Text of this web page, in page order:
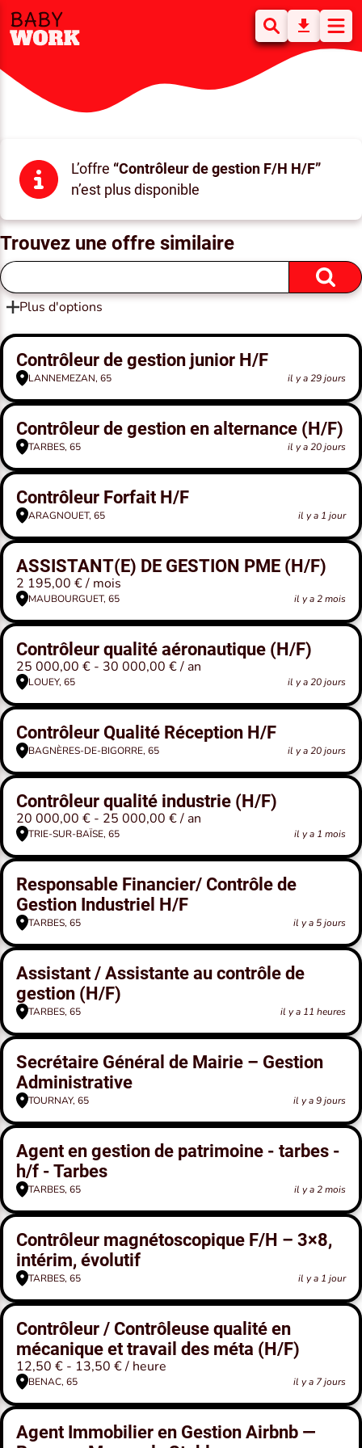
L’offre “Contrôleur de gestion F/H H/F”
n’est plus disponible
Trouvez une offre similaire
Plus d'options
Contrôleur de gestion junior H/F
LANNEMEZAN, 65 il y a 29 jours
Contrôleur de gestion en alternance (H/F)
TARBES, 65 il y a 20 jours
Contrôleur Forfait H/F
ARAGNOUET, 65 il y a 1 jour
ASSISTANT(E) DE GESTION PME (H/F)
2 195,00 € / mois
MAUBOURGUET, 65 il y a 2 mois
Contrôleur qualité aéronautique (H/F)
25 000,00 € - 30 000,00 € / an
LOUEY, 65 il y a 20 jours
Contrôleur Qualité Réception H/F
BAGNÈRES-DE-BIGORRE, 65 il y a 20 jours
Contrôleur qualité industrie (H/F)
20 000,00 € - 25 000,00 € / an
TRIE-SUR-BAÏSE, 65 il y a 1 mois
Responsable Financier/ Contrôle de
Gestion Industriel H/F
TARBES, 65 il y a 5 jours
Assistant / Assistante au contrôle de
gestion (H/F)
TARBES, 65 il y a 11 heures
Secrétaire Général de Mairie – Gestion
Administrative
TOURNAY, 65 il y a 9 jours
Agent en gestion de patrimoine - tarbes -
h/f - Tarbes
TARBES, 65 il y a 2 mois
Contrôleur magnétoscopique F/H – 3×8,
intérim, évolutif
TARBES, 65 il y a 1 jour
Contrôleur / Contrôleuse qualité en
mécanique et travail des méta (H/F)
12,50 € - 13,50 € / heure
BENAC, 65 il y a 7 jours
Agent Immobilier en Gestion Airbnb —